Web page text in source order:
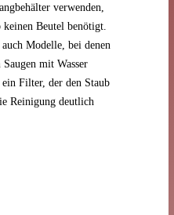
verwenden,
Beutel benötigt.
Modelle, bei denen
mit Wasser
Filter, der den Staub
Reinigung deutlich